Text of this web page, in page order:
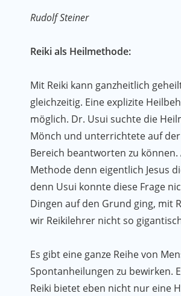
Rudolf Steiner
Reiki als Heilmethode:
Mit Reiki kann ganzheitlich
gleichzeitig. Eine explizite
möglich. Dr. Usui suchte die
Mönch und unterrichtete auf
Bereich beantworten zu
Methode denn eigentlich Jesus
denn Usui konnte diese Frage
Dingen auf den Grund ging, mit
wir Reikilehrer nicht so
Es gibt eine ganze Reihe von
Spontanheilungen zu bewirken.
Reiki bietet eben nicht nur eine